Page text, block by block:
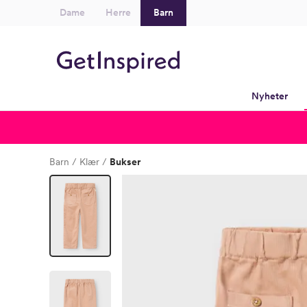
Dame Herre Barn
Nyheter
Barn Klær Bukser